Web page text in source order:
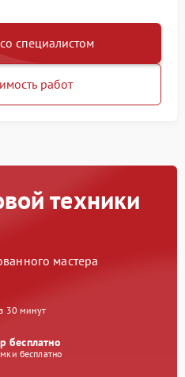
специалистом
работ
техники
мастера
30 минут
бесплатно
бесплатно